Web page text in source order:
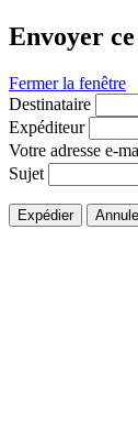
Envoyer
Fermer la fenêtre
Destinataire
Expéditeur
Votre adresse e-
Sujet
Expédier